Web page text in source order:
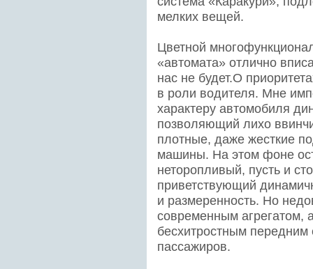
мелких вещей.
Цветной
«автомата» отлично
нас не будет.О
в роли водителя. Мне
характеру автомобиля
позволяющий лихо
плотные, даже жесткие
машины. На этом фоне
неторопливый, пусть и
приветствующий
и размеренность. Но
современным агрегатом,
бесхитростным передним
пассажиров.